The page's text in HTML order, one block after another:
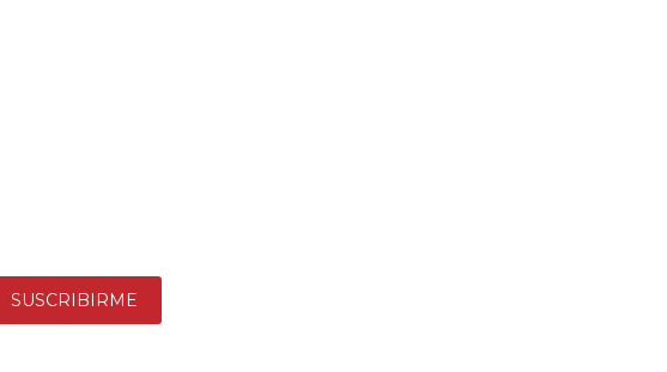
SUSCRIBIRME